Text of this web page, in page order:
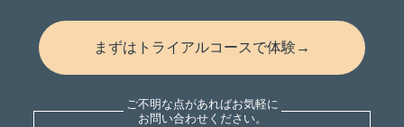
まずはトライアルコースで体験→